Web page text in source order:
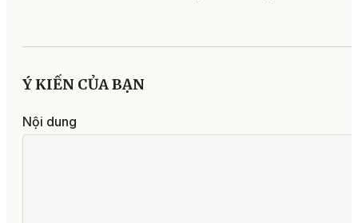
Ý KIẾN CỦA BẠN
Nội dung